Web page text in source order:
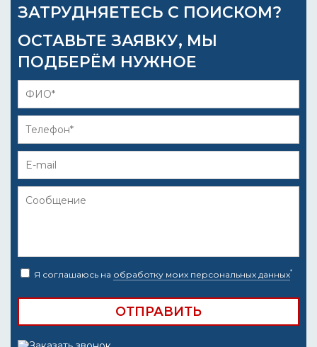
ЗАТРУДНЯЕТЕСЬ С ПОИСКОМ?
ОСТАВЬТЕ ЗАЯВКУ, МЫ
ПОДБЕРЁМ НУЖНОЕ
Я соглашаюсь на обработку моих персональных данных*